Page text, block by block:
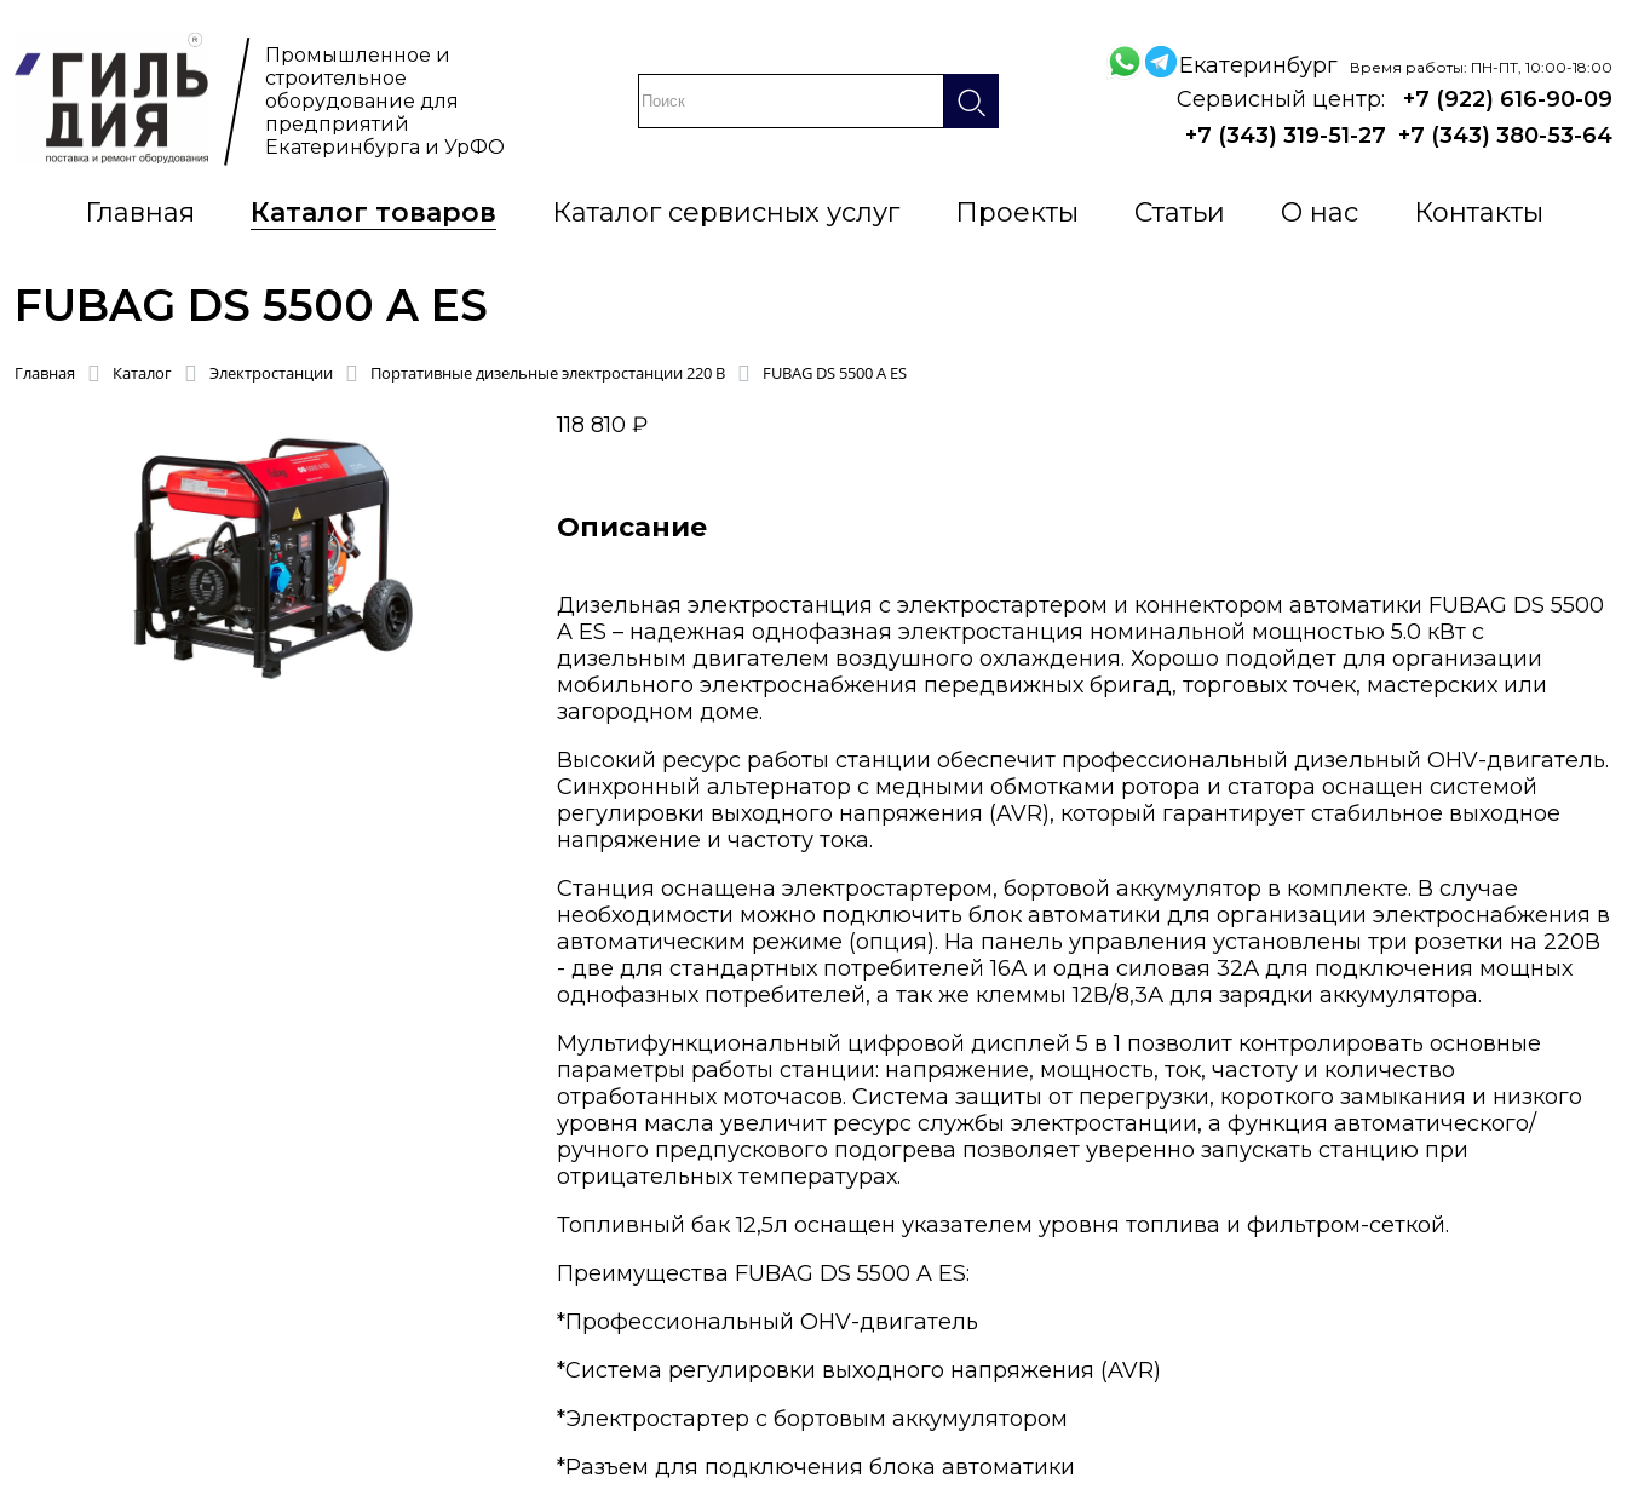
Промышленное и
строительное
оборудование для
предприятий
Екатеринбурга и УрФО
Екатеринбург Время работы: ПН-ПТ, 10:00-18:00
Сервисный центр:
+7 (922) 616-90-09
+7 (343) 319-51-27 +7 (343) 380-53-64
Главная Каталог товаров Каталог сервисных услуг Проекты Статьи О нас Контакты
FUBAG DS 5500 A ES
Главная Каталог Электростанции Портативные дизельные электростанции 220 В FUBAG DS 5500 A ES
118 810 ₽
Описание
Дизельная электростанция с электростартером и коннектором автоматики FUBAG DS 5500
A ES – надежная однофазная электростанция номинальной мощностью 5.0 кВт с
дизельным двигателем воздушного охлаждения. Хорошо подойдет для организации
мобильного электроснабжения передвижных бригад, торговых точек, мастерских или
загородном доме.
Высокий ресурс работы станции обеспечит профессиональный дизельный OHV-двигатель.
Синхронный альтернатор с медными обмотками ротора и статора оснащен системой
регулировки выходного напряжения (AVR), который гарантирует стабильное выходное
напряжение и частоту тока.
Станция оснащена электростартером, бортовой аккумулятор в комплекте. В случае
необходимости можно подключить блок автоматики для организации электроснабжения в
автоматическим режиме (опция). На панель управления установлены три розетки на 220В
- две для стандартных потребителей 16А и одна силовая 32А для подключения мощных
однофазных потребителей, а так же клеммы 12В/8,3А для зарядки аккумулятора.
Мультифункциональный цифровой дисплей 5 в 1 позволит контролировать основные
параметры работы станции: напряжение, мощность, ток, частоту и количество
отработанных моточасов. Система защиты от перегрузки, короткого замыкания и низкого
уровня масла увеличит ресурс службы электростанции, а функция автоматического/
ручного предпускового подогрева позволяет уверенно запускать станцию при
отрицательных температурах.
Топливный бак 12,5л оснащен указателем уровня топлива и фильтром-сеткой.
Преимущества FUBAG DS 5500 A ES:
*Профессиональный OHV-двигатель
*Система регулировки выходного напряжения (AVR)
*Электростартер с бортовым аккумулятором
*Разъем для подключения блока автоматики